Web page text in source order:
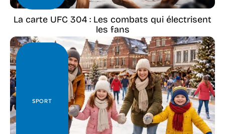
La carte UFC 304 : Les combats qui électrisent
les fans
SPORT